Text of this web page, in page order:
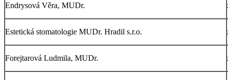
Endrysová Věra, MUDr.
Estetická stomatologie MUDr. Hradil s.r.o.
Forejtarová Ludmila, MUDr.